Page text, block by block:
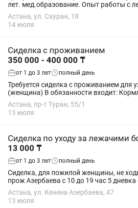
лет. мед.образование. Опыт работы с лежачими больными.
Ответственность, доброжелательность ,
Владение русским языком...
Астана, ул. Сауран, 18
14 июля
Сиделка с проживанием
350 000 - 400 000 ₸
от 1 до 3 лет полный день
Требуется сиделка с проживанием для
(женщина) В обязанности входит: Кормление Профилактика
пролежней Гигиена Во время прием лекарств Измерение
температуры и давления....
Астана, пр-т Туран, 55/1
13 июля
Сиделка по уходу за лежачими
13 000 ₸
от 1 до 3 лет полный день
Сиделка, для пожилой женщины, не
прож Азербаева с 10 до 19 час 5 дневка оплата 13 000 в день,
памперс менять, подмывать, кушать
физический крепкая сиделка
Астана, ул. Кенена Азербаева, 47
13 июля